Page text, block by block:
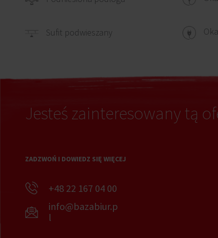
Sufit podwieszany
Jesteś zainteresowany tą
ZADZWOŃ I DOWIEDZ SIĘ WIĘCEJ
+48 22 167 04 00
info@bazabiur.p
l